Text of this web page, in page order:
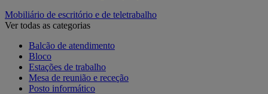
Mobiliário de escritório e de teletrabalho
Ver todas as categorias
Balcão de atendimento
Bloco
Estações de trabalho
Mesa de reunião e receção
Posto informático